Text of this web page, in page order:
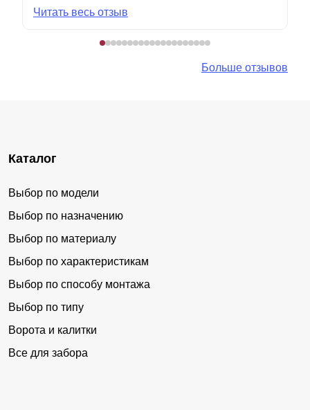
Читать весь отзыв
Больше отзывов
Каталог
Выбор по модели
Выбор по назначению
Выбор по материалу
Выбор по характеристикам
Выбор по способу монтажа
Выбор по типу
Ворота и калитки
Все для забора